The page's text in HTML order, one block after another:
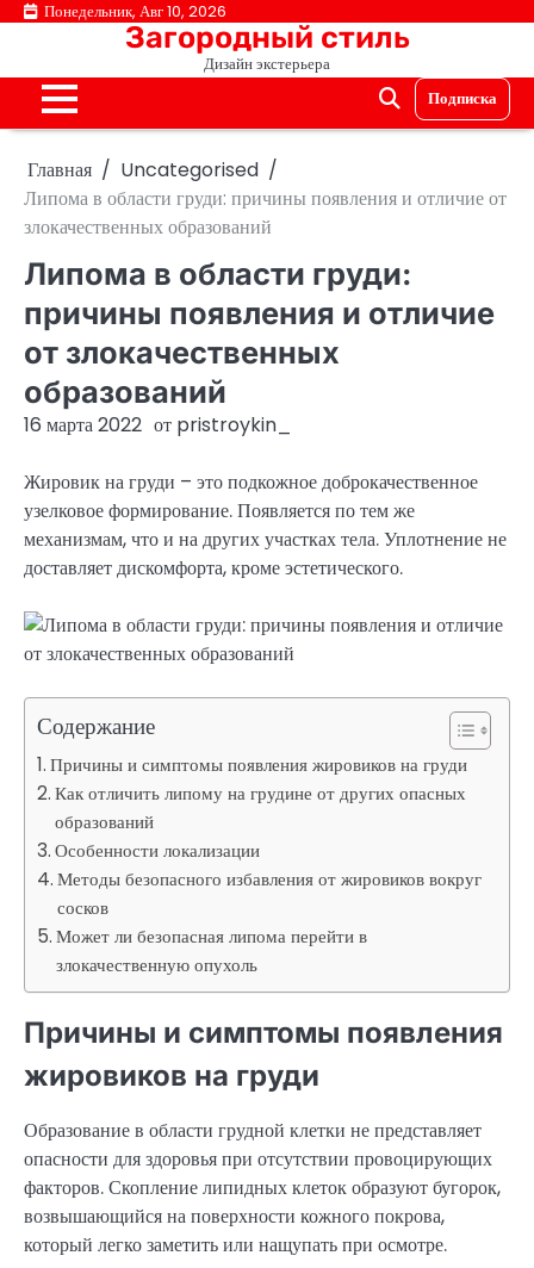
ПерейтиПонедельник, Авг 10, 2026
Загородный стиль
Дизайн экстерьера
Подписка
Главная
Uncategorised
Липома в области груди: причины появления и отличие от
злокачественных образований
Липома в области груди:
причины появления и отличие
от злокачественных
образований
16 марта 2022 от pristroykin_
Жировик на груди – это подкожное доброкачественное
узелковое формирование. Появляется по тем же
механизмам, что и на других участках тела. Уплотнение не
доставляет дискомфорта, кроме эстетического.
Содержание
Причины и симптомы появления жировиков на груди
Как отличить липому на грудине от других опасных
образований
Особенности локализации
Методы безопасного избавления от жировиков вокруг
сосков
Может ли безопасная липома перейти в
злокачественную опухоль
Причины и симптомы появления
жировиков на груди
Образование в области грудной клетки не представляет
опасности для здоровья при отсутствии провоцирующих
факторов. Скопление липидных клеток образуют бугорок,
возвышающийся на поверхности кожного покрова,
который легко заметить или нащупать при осмотре.